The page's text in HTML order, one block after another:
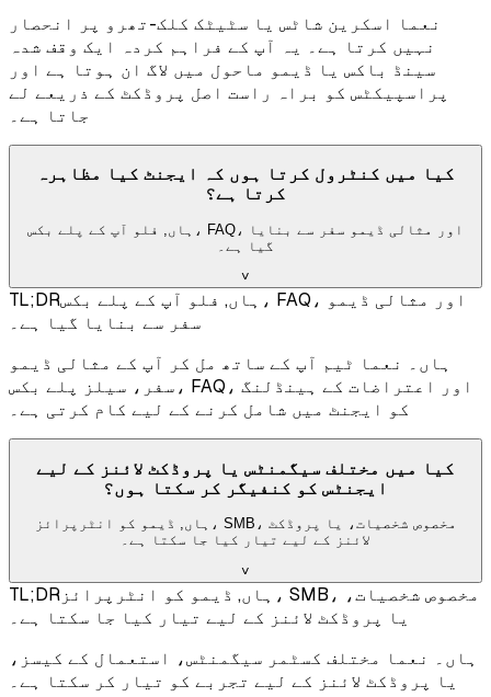
نعما اسکرین شاٹس یا سٹیٹک کلک-تھرو پر انحصار
نہیں کرتا ہے۔ یہ آپ کے فراہم کردہ ایک وقف شدہ
سینڈ باکس یا ڈیمو ماحول میں لاگ ان ہوتا ہے اور
پراسپیکٹس کو براہ راست اصل پروڈکٹ کے ذریعے لے
جاتا ہے۔
کیا میں کنٹرول کرتا ہوں کہ ایجنٹ کیا مظاہرہ
کرتا ہے؟
ہاں, فلو آپ کے پلے بکس، FAQ، اور مثالی ڈیمو سفر سے بنایا
گیا ہے۔
˅
TL;DRہاں, فلو آپ کے پلے بکس، FAQ، اور مثالی ڈیمو
سفر سے بنایا گیا ہے۔
ہاں۔ نعما ٹیم آپ کے ساتھ مل کر آپ کے مثالی ڈیمو
سفر، سیلز پلے بکس، FAQ، اور اعتراضات کے ہینڈلنگ
کو ایجنٹ میں شامل کرنے کے لیے کام کرتی ہے۔
کیا میں مختلف سیگمنٹس یا پروڈکٹ لائنز کے لیے
ایجنٹس کو کنفیگر کر سکتا ہوں؟
ہاں, ڈیمو کو انٹرپرائز، SMB، مخصوص شخصیات، یا پروڈکٹ
لائنز کے لیے تیار کیا جا سکتا ہے۔
˅
TL;DR ہاں, ڈیمو کو انٹرپرائز، SMB، مخصوص شخصیات،
یا پروڈکٹ لائنز کے لیے تیار کیا جا سکتا ہے۔
ہاں۔ نعما مختلف کسٹمر سیگمنٹس، استعمال کے کیسز،
یا پروڈکٹ لائنز کے لیے تجربے کو تیار کر سکتا ہے۔